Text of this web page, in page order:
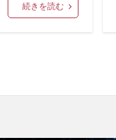
続きを読む